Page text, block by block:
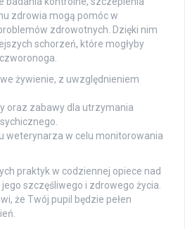
zdrowia mogą pomóc w
zdrowotnych. Dzięki nim
schorzeń, które mogłyby
żywienie, z uwzględnieniem
oraz zabawy dla utrzymania
weterynarza w celu monitorowania
praktyk w codziennej opiece nad
szczęśliwego i zdrowego życia.
że Twój pupil będzie pełen